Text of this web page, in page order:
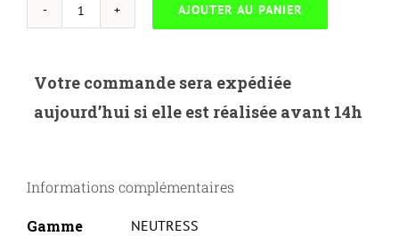
quantité
S.407/409SC-
CLT-
C4072S
AJOUTER AU PANIER
Votre commande sera expédiée
aujourd’hui si elle est réalisée avant 14h
Informations complémentaires
Gamme NEUTRESS